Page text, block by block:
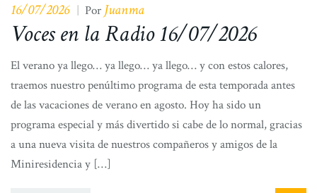
16/07/2026 Por Juanma
Voces en la Radio 16/07/2026
El verano ya llego… ya llego… ya llego… y con estos calores,
traemos nuestro penúltimo programa de esta temporada antes
de las vacaciones de verano en agosto. Hoy ha sido un
programa especial y más divertido si cabe de lo normal, gracias
a una nueva visita de nuestros compañeros y amigos de la
Miniresidencia y […]